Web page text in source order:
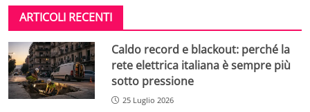
ARTICOLI RECENTI
Caldo record e blackout: perché la
rete elettrica italiana è sempre più
sotto pressione
25 Luglio 2026